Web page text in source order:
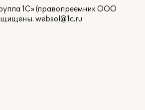
1С» (правопреемник ООО
websol@1c.ru